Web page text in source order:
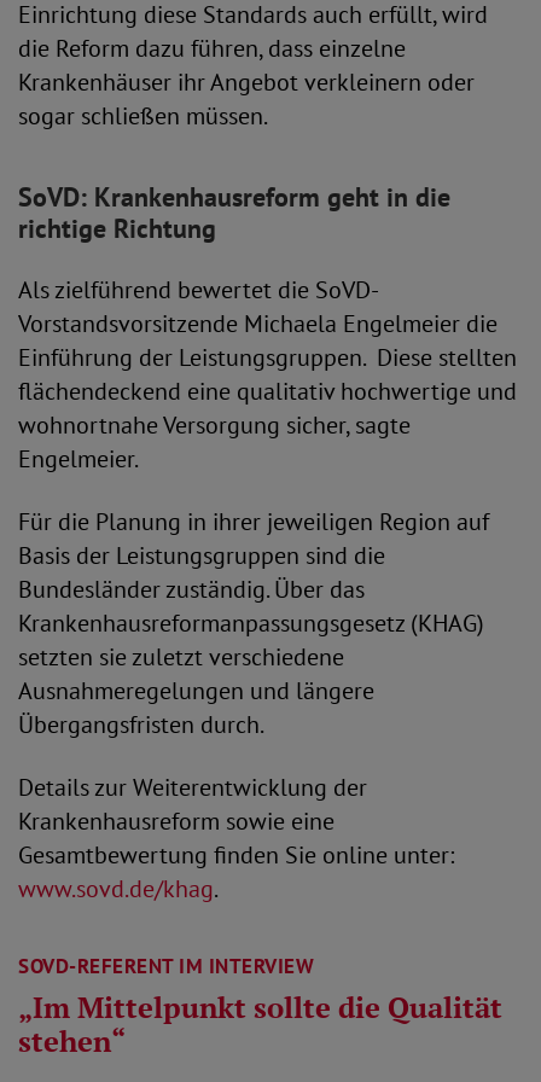
Einrichtung diese Standards auch erfüllt, wird
die Reform dazu führen, dass einzelne
Krankenhäuser ihr Angebot verkleinern oder
sogar schließen müssen.
SoVD: Krankenhausreform geht in die
richtige Richtung
Als zielführend bewertet die SoVD-
Vorstandsvorsitzende Michaela Engelmeier die
Einführung der Leistungsgruppen. Diese stellten
flächendeckend eine qualitativ hochwertige und
wohnortnahe Versorgung sicher, sagte
Engelmeier.
Für die Planung in ihrer jeweiligen Region auf
Basis der Leistungsgruppen sind die
Bundesländer zuständig. Über das
Krankenhausreformanpassungsgesetz (KHAG)
setzten sie zuletzt verschiedene
Ausnahmeregelungen und längere
Übergangsfristen durch.
Details zur Weiterentwicklung der
Krankenhausreform sowie eine
Gesamtbewertung finden Sie online unter:
www.sovd.de/khag.
SOVD-REFERENT IM INTERVIEW
„Im Mittelpunkt sollte die Qualität
stehen“